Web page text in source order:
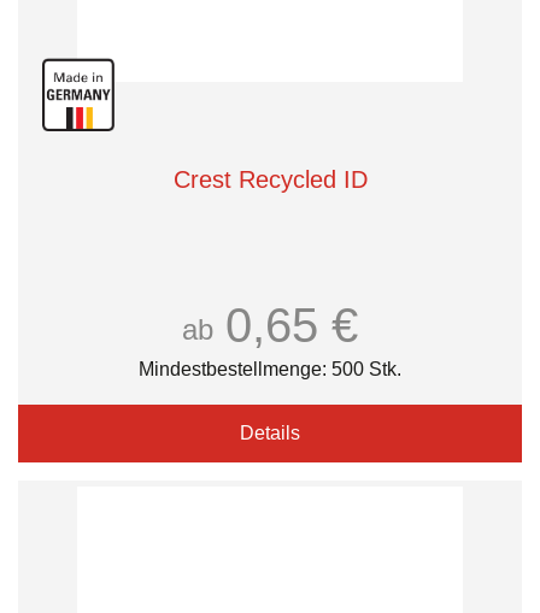
Crest Recycled ID
ab 0,65 €
Mindestbestellmenge: 500 Stk.
Details